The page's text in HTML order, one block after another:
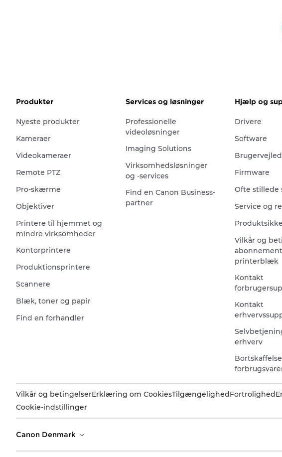
Produkter
Nyeste produkter
Kameraer
Videokameraer
Remote PTZ
Pro-skærme
Objektiver
Printere til hjemmet og
mindre virksomheder
Kontorprintere
Produktionsprintere
Scannere
Blæk, toner og papir
Find en forhandler
Services og løsninger
Professionelle
videoløsninger
Imaging Solutions
Virksomhedsløsninger
og -services
Find en Canon Business-
partner
Hjælp og
Drivere
Software
Firmware
Ofte stillede
Service og
Vilkår og
printerblæk
Kontakt
Kontakt
erhverv
Vilkår og betingelserErklæring om CookiesTilgængelighedFortrolighed
Cookie-indstillinger
Canon Denmark